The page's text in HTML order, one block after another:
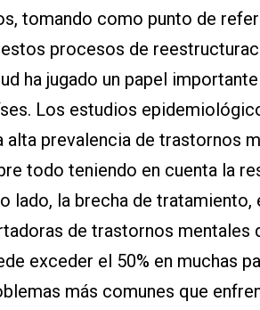
tomando como punto de
estos procesos de
ha jugado un papel
Los estudios
alta prevalencia de trastornos
todo teniendo en cuenta la
lado, la brecha de tratamiento,
de trastornos mentales
exceder el 50% en muchas
más comunes que